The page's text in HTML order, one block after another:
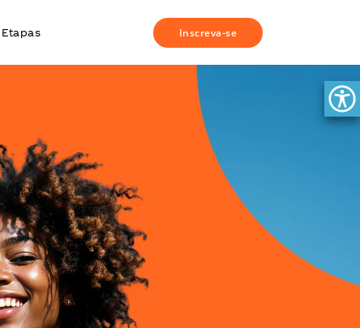
Etapas Inscreva-se